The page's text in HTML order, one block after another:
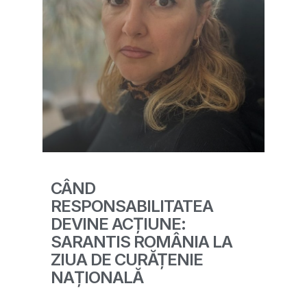
CÂND
RESPONSABILITATEA
DEVINE ACȚIUNE:
SARANTIS ROMÂNIA LA
ZIUA DE CURĂȚENIE
NAȚIONALĂ